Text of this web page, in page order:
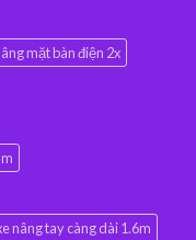
mặt bàn điện 2x
nâng tay càng dài 1.6m